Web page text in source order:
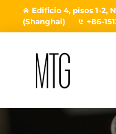
Edificio 4, pisos 1-2,
(Shanghai)
+86-